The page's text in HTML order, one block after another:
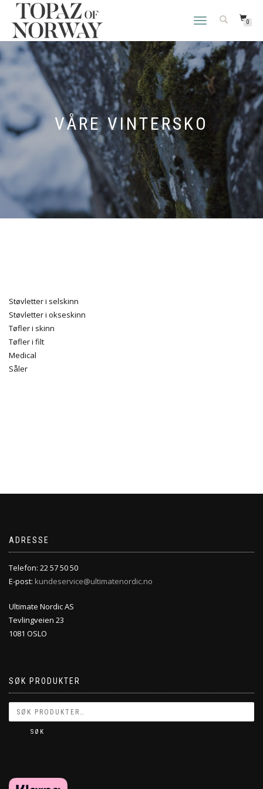
VEKSLE
0
VÅRE VINTERSKO
Støvletter i selskinn
Støvletter i okseskinn
Tøfler i skinn
Tøfler i filt
Medical
Såler
ADRESSE
Telefon: 22 57 50 50
E-post: kundeservice@ultimatenordic.no
Ultimate Nordic AS
Tevlingveien 23
1081 OSLO
SØK PRODUKTER
SØK